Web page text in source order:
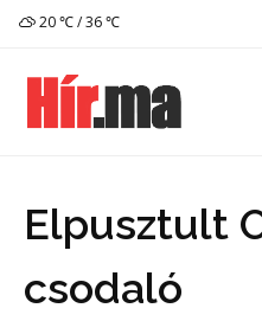
20 ℃ / 36 ℃
Elpusztult
csodaló